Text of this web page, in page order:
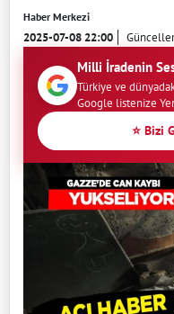
Haber Merkezi
2025-07-08 22:00
Milli İradenin
Türkiye ve
Google listenize
⭐ Bizi